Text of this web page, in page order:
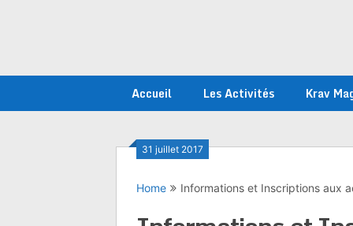
Accueil Les Activités Krav
31 juillet 2017
Home Informations et Inscriptions aux